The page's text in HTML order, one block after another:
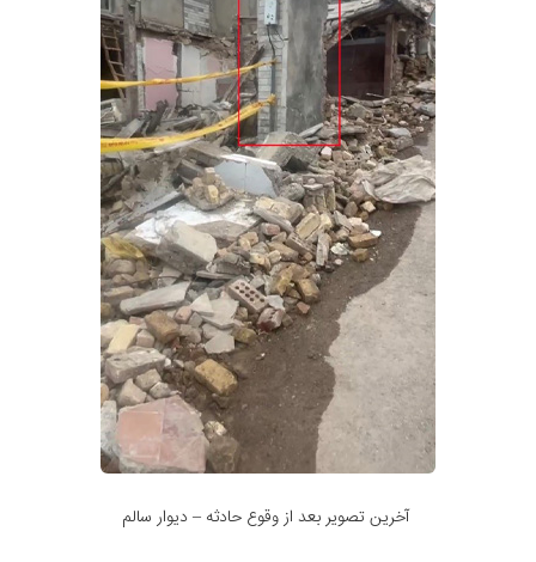
آخرین تصویر بعد از وقوع حادثه – دیوار سالم